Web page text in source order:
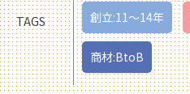
TAGS 創立:11〜14年
商材:BtoB